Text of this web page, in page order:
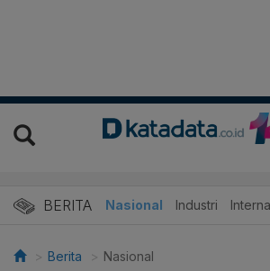
BERITA Nasional Industri
Berita Nasional